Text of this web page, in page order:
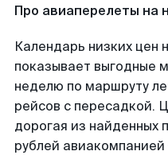
Про авиаперелеты на
Календарь низких цен
показывает выгодные
неделю по маршруту
рейсов с пересадкой.
дорогая из найденных
рублей